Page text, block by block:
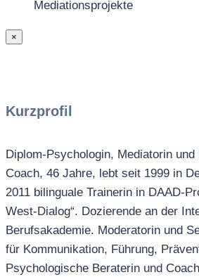
Mediationsprojekte
×
Kurzprofil
Diplom-Psychologin, Mediatorin und
Coach, 46 Jahre, lebt seit 1999 in
2011 bilinguale Trainerin in DAAD-
West-Dialog“. Dozierende an der
Berufsakademie. Moderatorin und
für Kommunikation, Führung,
Psychologische Beraterin und